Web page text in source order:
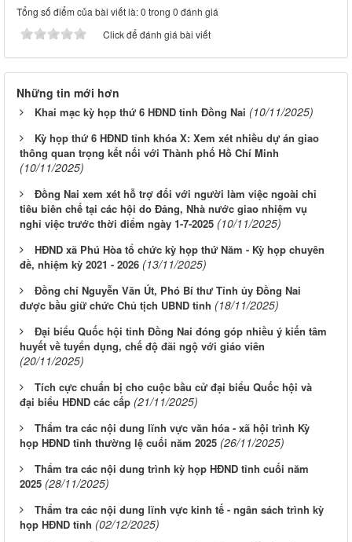
Tổng số điểm của bài viết là: 0 trong 0 đánh giá
Click để đánh giá bài viết
Những tin mới hơn
Khai mạc kỳ họp thứ 6 HĐND tỉnh Đồng Nai (10/11/2025)
Kỳ họp thứ 6 HĐND tỉnh khóa X: Xem xét nhiều dự án giao
thông quan trọng kết nối với Thành phố Hồ Chí Minh
(10/11/2025)
Đồng Nai xem xét hỗ trợ đối với người làm việc ngoài chỉ
tiêu biên chế tại các hội do Đảng, Nhà nước giao nhiệm vụ
nghỉ việc trước thời điểm ngày 1-7-2025 (10/11/2025)
HĐND xã Phú Hòa tổ chức kỳ họp thứ Năm - Kỳ họp chuyên
đề, nhiệm kỳ 2021 - 2026 (13/11/2025)
Đồng chí Nguyễn Văn Út, Phó Bí thư Tỉnh ủy Đồng Nai
được bầu giữ chức Chủ tịch UBND tỉnh (18/11/2025)
Đại biểu Quốc hội tỉnh Đồng Nai đóng góp nhiều ý kiến tâm
huyết về tuyển dụng, chế độ đãi ngộ với giáo viên
(20/11/2025)
Tích cực chuẩn bị cho cuộc bầu cử đại biểu Quốc hội và
đại biểu HĐND các cấp (21/11/2025)
Thẩm tra các nội dung lĩnh vực văn hóa - xã hội trình Kỳ
họp HĐND tỉnh thường lệ cuối năm 2025 (26/11/2025)
Thẩm tra các nội dung trình kỳ họp HĐND tỉnh cuối năm
2025 (28/11/2025)
Thẩm tra các nội dung lĩnh vực kinh tế - ngân sách trình kỳ
họp HĐND tỉnh (02/12/2025)